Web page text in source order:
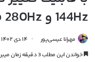
144Hz و 1080p 280Hz به‌روزشد
مهرانا عیسی‌پور ۱۴ دی ۱۴۰۲
خواندن این مطلب 3 دقیقه زمان میبرد